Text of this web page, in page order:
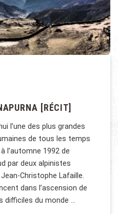
[RÉCIT]
l’une des plus grandes
de tous les temps
l’automne 1992 de
par deux alpinistes
Christophe Lafaille.
dans l’ascension de
difficiles du monde …